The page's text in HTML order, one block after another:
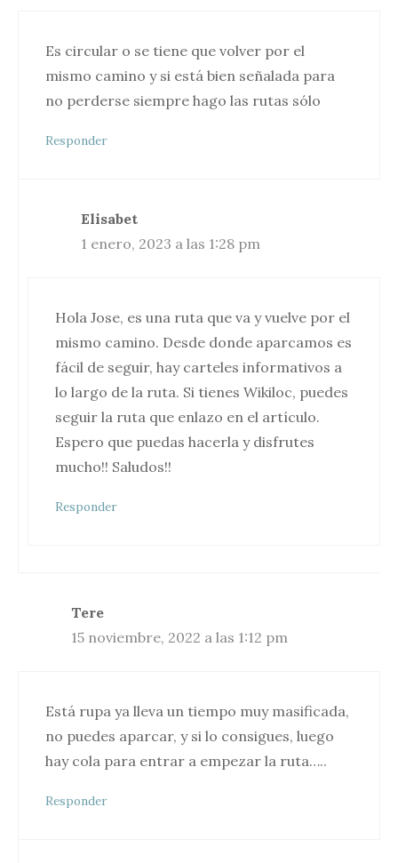
Es circular o se tiene que volver por el
mismo camino y si está bien señalada para
no perderse siempre hago las rutas sólo
Responder
Elisabet
1 enero, 2023 a las 1:28 pm
Hola Jose, es una ruta que va y vuelve por el
mismo camino. Desde donde aparcamos es
fácil de seguir, hay carteles informativos a
lo largo de la ruta. Si tienes Wikiloc, puedes
seguir la ruta que enlazo en el artículo.
Espero que puedas hacerla y disfrutes
mucho!! Saludos!!
Responder
Tere
15 noviembre, 2022 a las 1:12 pm
Está rupa ya lleva un tiempo muy masificada,
no puedes aparcar, y si lo consigues, luego
hay cola para entrar a empezar la ruta…..
Responder